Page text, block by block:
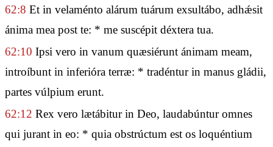
62:8 Et in velaménto alárum tuárum exsultábo, adhǽsit
ánima mea post te: * me suscépit déxtera tua.
62:10 Ipsi vero in vanum quæsiérunt ánimam meam,
introíbunt in inferióra terræ: * tradéntur in manus gládii,
partes vúlpium erunt.
62:12 Rex vero lætábitur in Deo, laudabúntur omnes
qui jurant in eo: * quia obstrúctum est os loquéntium